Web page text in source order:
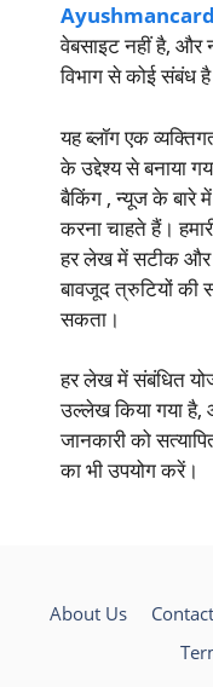
वेबसाइट नहीं है, और
विभाग से कोई संबंध
यह ब्लॉग एक
के उद्देश्य से बनाया
बैकिंग , न्यूज के बारे
करना चाहते हैं।
हर लेख में सटीक और
बावजूद त्रुटियों की
सकता।
हर लेख में संबंधित
उल्लेख किया गया
जानकारी को
का भी उपयोग करें।
About Us